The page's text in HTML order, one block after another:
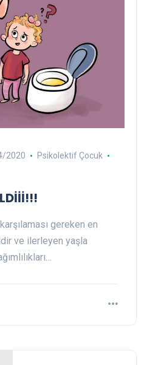
2020
Psikolektif Çocuk
gereken en
ve ilerleyen yaşla